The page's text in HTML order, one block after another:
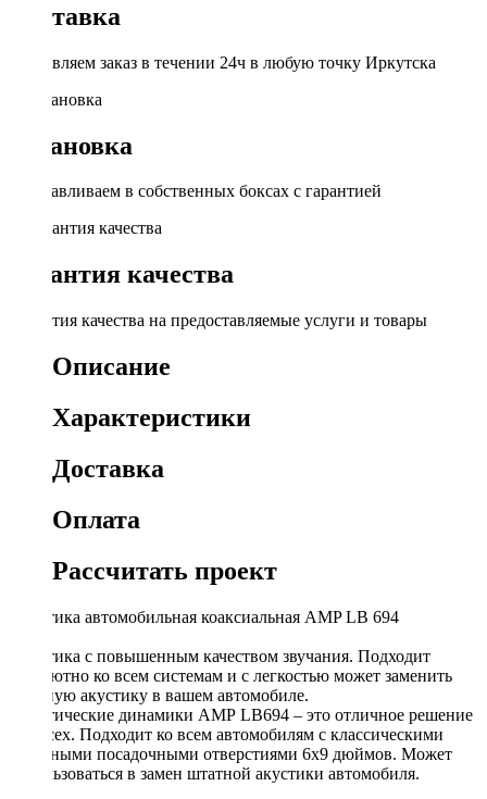
Доставка
Доставляем заказ в течении 24ч в любую точку Иркутска
Установка
Устанавливаем в собственных боксах с гарантией
Гарантия качества
Гарантия качества на предоставляемые услуги и товары
Описание
Характеристики
Доставка
Оплата
Рассчитать проект
Акустика автомобильная коаксиальная AMP LB 694
Акустика с повышенным качеством звучания. Подходит
абсолютно ко всем системам и с легкостью может заменить
штатную акустику в вашем автомобиле.
Акустические динамики АМР LB694 – это отличное решение
для всех. Подходит ко всем автомобилям с классическими
овальными посадочными отверстиями 6х9 дюймов. Может
использоваться в замен штатной акустики автомобиля.